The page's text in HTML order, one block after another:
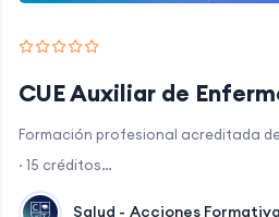
CUE Auxiliar de
Formación profesional acreditada
· 15 créditos…
Salud - Acciones